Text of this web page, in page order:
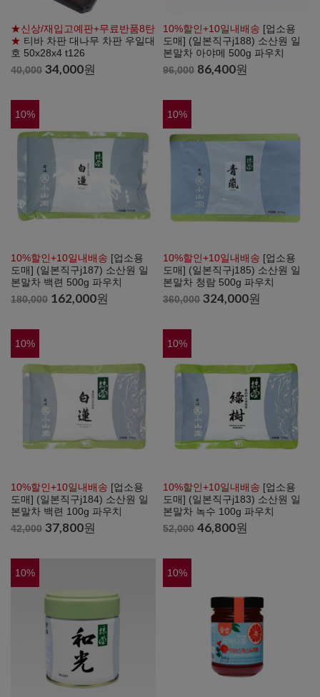
★신상/재입고예판+무료반품8탄
★ 티바 차판 대나무 차판 우일대
호 50x28x4 t126
40,000 34,000원
10%할인+10일내배송 [업소용
도매] (일본직구j188) 소산원 일
본말차 아야메 500g 파우치
96,000 86,400원
10%
10%할인+10일내배송 [업소용
도매] (일본직구j187) 소산원 일
본말차 백련 500g 파우치
180,000 162,000원
10%
10%할인+10일내배송 [업소용
도매] (일본직구j185) 소산원 일
본말차 청람 500g 파우치
360,000 324,000원
10%
10%할인+10일내배송 [업소용
도매] (일본직구j184) 소산원 일
본말차 백련 100g 파우치
42,000 37,800원
10%
10%할인+10일내배송 [업소용
도매] (일본직구j183) 소산원 일
본말차 녹수 100g 파우치
52,000 46,800원
10% 10%